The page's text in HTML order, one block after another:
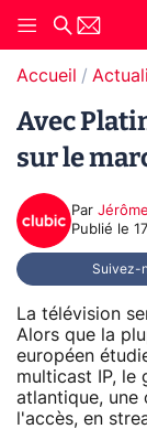
Accueil
Avec
sur le
Par
Publié le
Suivez-
La télévision
Alors que la
européen
multicast IP, le
atlantique, une
l'accès, en